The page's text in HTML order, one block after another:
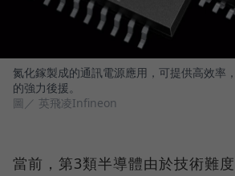
氮化鎵製成的通訊電源應用，可提供高效率
的強力後援。
圖／ 英飛凌Infineon
當前，第3類半導體由於技術難